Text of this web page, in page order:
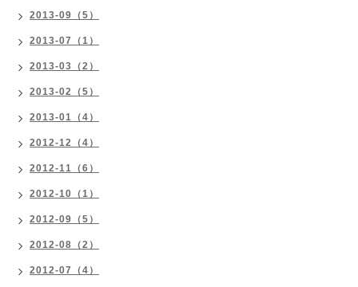
2013-09（5）
2013-07（1）
2013-03（2）
2013-02（5）
2013-01（4）
2012-12（4）
2012-11（6）
2012-10（1）
2012-09（5）
2012-08（2）
2012-07（4）